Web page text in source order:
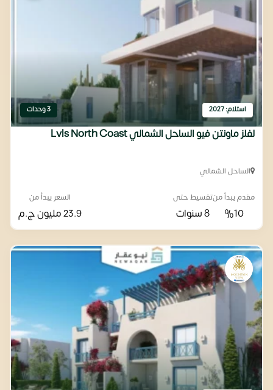
استلام: 2027 3 وحدات
لفلز ماونتن فيو الساحل الشمالي Lvls North Coast
الساحل الشمالي
مقدم يبدأ من
%10
تقسيط حتى
8 سنوات
السعر يبدأ من
23.9 مليون ج.م